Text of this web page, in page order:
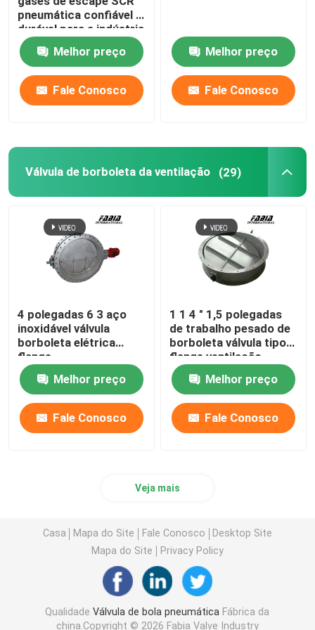
pneumática confiável e
durável para a indústria
marítima
Melhor preço
Fale Conosco
Melhor preço
Fale Conosco
Válvula de borboleta da ventilação (29)
4 polegadas 6 3 aço
inoxidável válvula
borboleta elétrica
flange
Melhor preço
Fale Conosco
1 1 4 " 1,5 polegadas
de trabalho pesado de
borboleta válvula tipo
flange ventilação
Melhor preço
Fale Conosco
Veja mais
Casa Mapa do Site Fale Conosco
Desktop Site
Mapa do Site
Privacy Policy
QualidadeVálvula de bola pneumática Fábrica da
china.Copyright © 2026 Fabia Valve Industry